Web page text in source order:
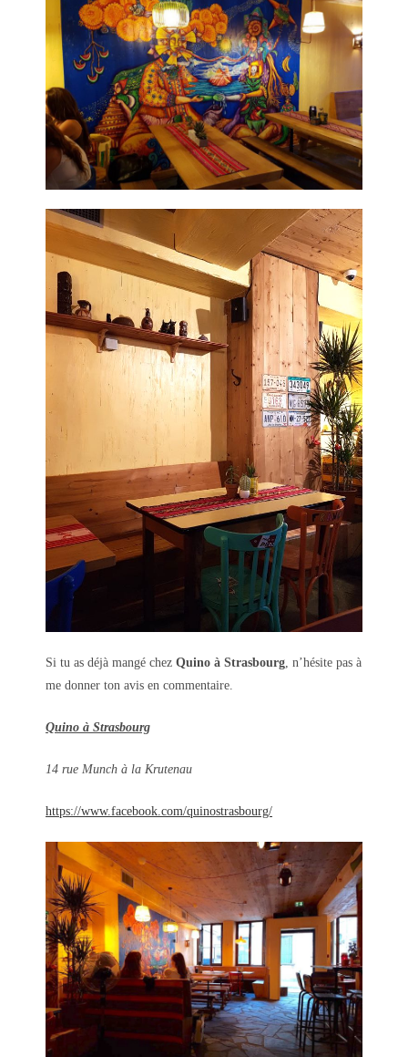
Si tu as déjà mangé chez Quino à Strasbourg, n’hésite pas à
me donner ton avis en commentaire.
Quino à Strasbourg
14 rue Munch à la Krutenau
https://www.facebook.com/quinostrasbourg/